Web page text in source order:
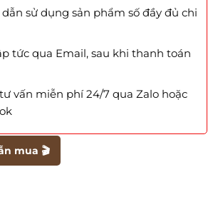
sử dụng sản phẩm số đầy đủ chi
tức qua Email, sau khi thanh toán
vấn miễn phí 24/7 qua Zalo hoặc
mua 🎬